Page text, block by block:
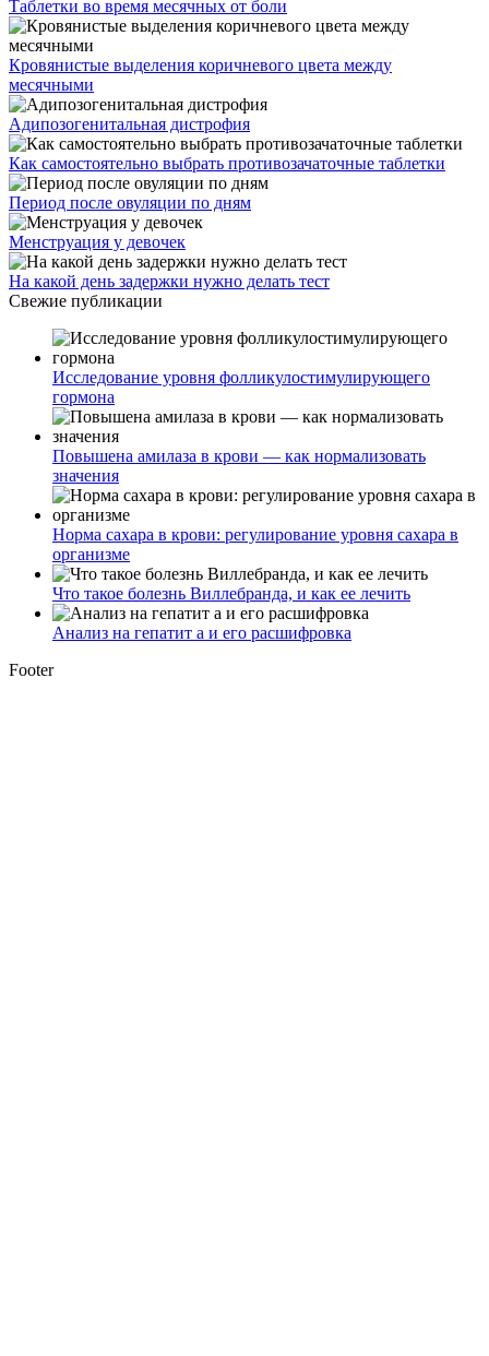
Таблетки во время месячных от боли
Кровянистые выделения коричневого цвета между
месячными
Адипозогенитальная дистрофия
Как самостоятельно выбрать противозачаточные таблетки
Период после овуляции по дням
Менструация у девочек
На какой день задержки нужно делать тест
Свежие публикации
Исследование уровня фолликулостимулирующего
гормона
Повышена амилаза в крови — как нормализовать
значения
Норма сахара в крови: регулирование уровня сахара в
организме
Что такое болезнь Виллебранда, и как ее лечить
Анализ на гепатит а и его расшифровка
Footer